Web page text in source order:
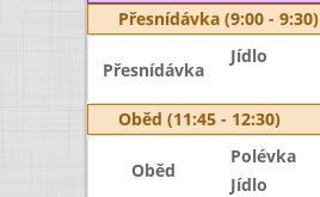
Přesnídávka (9:00 - 9:30)
Přesnídávka
Jídlo
Oběd (11:45 - 12:30)
Oběd
Polévka
Jídlo